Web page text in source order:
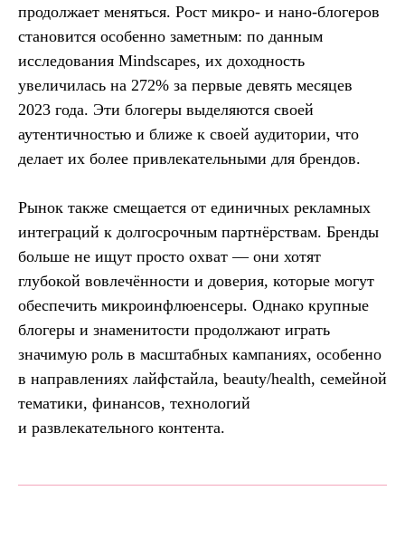
продолжает меняться. Рост микро- и нано-блогеров
становится особенно заметным: по данным
исследования Mindscapes, их доходность
увеличилась на 272% за первые девять месяцев
2023 года. Эти блогеры выделяются своей
аутентичностью и ближе к своей аудитории, что
делает их более привлекательными для брендов.
Рынок также смещается от единичных рекламных
интеграций к долгосрочным партнёрствам. Бренды
больше не ищут просто охват — они хотят
глубокой вовлечённости и доверия, которые могут
обеспечить микроинфлюенсеры. Однако крупные
блогеры и знаменитости продолжают играть
значимую роль в масштабных кампаниях, особенно
в направлениях лайфстайла, beauty/health, семейной
тематики, финансов, технологий
и развлекательного контента.